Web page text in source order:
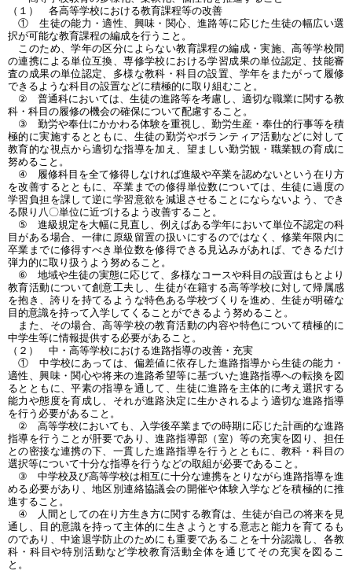
（１） 各高等学校における教育課程等の改善
① 生徒の能力・適性、興味・関心、進路等に応じた生徒の幅広い選
択が可能な教育課程の編成を行うこと。
このため、学年の区分によらない教育課程の編成・実施、高等学校間
の連携による単位互換、専修学校における学習成果の単位認定、技能審
査の成果の単位認定、多様な教科・科目の設置、学年をまたがって履修
できるような科目の設置などに積極的に取り組むこと。
② 普通科においては、生徒の進路等を考慮し、適切な職業に関する教
科・科目の履修の機会の確保について配慮すること。
③ 勤労や奉仕にかかわる体験を重視し、勤労生産・奉仕的行事等を積
極的に実施するとともに、生徒の勤労やボランティア活動などに対して
教育的な視点から適切な指導を加え、望ましい勤労観・職業観の育成に
努めること。
④ 履修科目を全て修得しなければ進級や卒業を認めないという在り方
を改善するとともに、卒業までの修得単位数については、生徒に過度の
学習負担を課して逆に学習意欲を減退させることにならないよう、でき
る限り八〇単位に近づけるよう改善すること。
⑤ 進級規定を大幅に見直し、例えばある学年において単位不認定の科
目がある場合、一律に原級留置の扱いにするのではなく、修業年限内に
卒業までに修得すべき単位数を修得できる見込みがあれば、できるだけ
弾力的に取り扱うよう努めること。
⑥ 地域や生徒の実態に応じて、多様なコースや科目の設置はもとより
教育活動について創意工夫し、生徒が在籍する高等学校に対して帰属感
を抱き、誇りを持てるような特色ある学校づくりを進め、生徒が明確な
目的意識を持って入学してくることができるよう努めること。
また、その場合、高等学校の教育活動の内容や特色について積極的に
中学生等に情報提供する必要があること。
（２） 中・高等学校における進路指導の改善・充実
① 中学校にあっては、偏差値に依存した進路指導から生徒の能力・
適性、興味・関心や将来の進路希望等に基づいた進路指導への転換を図
るとともに、平素の指導を通して、生徒に進路を主体的に考え選択する
能力や態度を育成し、それが進路決定に生かされるよう適切な進路指導
を行う必要があること。
② 高等学校においても、入学後卒業までの時期に応じた計画的な進路
指導を行うことが肝要であり、進路指導部（室）等の充実を図り、担任
との密接な連携の下、一貫した進路指導を行うとともに、教科・科目の
選択等について十分な指導を行うなどの取組が必要であること。
③ 中学校及び高等学校は相互に十分な連携をとりながら進路指導を進
める必要があり、地区別連絡協議会の開催や体験入学などを積極的に推
進すること。
④ 人間としての在り方生き方に関する教育は、生徒が自己の将来を見
通し、目的意識を持って主体的に生きようとする意志と能力を育てるも
のであり、中途退学防止のためにも重要であることを十分認識し、各教
科・科目や特別活動など学校教育活動全体を通じてその充実を図るこ
と。